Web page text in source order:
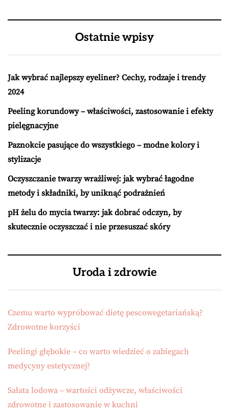
Ostatnie wpisy
Jak wybrać najlepszy eyeliner? Cechy, rodzaje i trendy
2024
Peeling korundowy – właściwości, zastosowanie i efekty
pielęgnacyjne
Paznokcie pasujące do wszystkiego – modne kolory i
stylizacje
Oczyszczanie twarzy wrażliwej: jak wybrać łagodne
metody i składniki, by uniknąć podrażnień
pH żelu do mycia twarzy: jak dobrać odczyn, by
skutecznie oczyszczać i nie przesuszać skóry
Uroda i zdrowie
Czemu warto wypróbować dietę pescowegetariańską?
Zdrowotne korzyści
Peelingi głębokie – co warto wiedzieć o zabiegach
medycyny estetycznej?
Sałata lodowa – wartości odżywcze, właściwości
zdrowotne i zastosowanie w kuchni